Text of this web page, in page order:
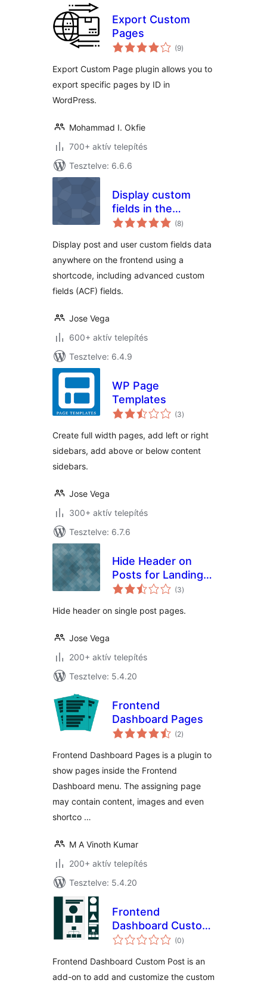
Export Custom
Pages
(9értékelés
összesen
)
Export Custom Page plugin allows you to
export specific pages by ID in
WordPress.
Mohammad I. Okfie
700+ aktív telepítés
Tesztelve: 6.6.6
Display custom
fields in the
frontend – Post and
(8értékelés
összesen
)
Display post and user custom fields data
anywhere on the frontend using a
shortcode, including advanced custom
fields (ACF) fields.
Jose Vega
600+ aktív telepítés
Tesztelve: 6.4.9
WP Page
Templates
(3értékelés
összesen
)
Create full width pages, add left or right
sidebars, add above or below content
sidebars.
Jose Vega
300+ aktív telepítés
Tesztelve: 6.7.6
Hide Header on
Posts for Landing
Pages
(3értékelés
összesen
)
Hide header on single post pages.
Jose Vega
200+ aktív telepítés
Tesztelve: 5.4.20
Frontend
Dashboard Pages
(2értékelés
összesen
)
Frontend Dashboard Pages is a plugin to
show pages inside the Frontend
Dashboard menu. The assigning page
may contain content, images and even
shortco …
M A Vinoth Kumar
200+ aktív telepítés
Tesztelve: 5.4.20
Frontend
Dashboard Custom
Post and
(0értékelés
összesen
)
Frontend Dashboard Custom Post is an
add-on to add and customize the custom